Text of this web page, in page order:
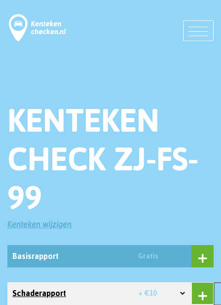
KENTEKEN
CHECK ZJ-FS-
99
Kenteken wijzigen
Basisrapport Gratis
Schaderapport + €10